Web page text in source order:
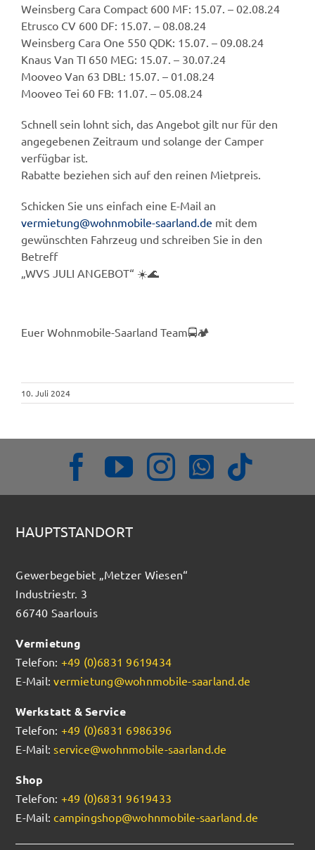
Weinsberg Cara Compact 600 MF: 15.07. – 02.08.24
Etrusco CV 600 DF: 15.07. – 08.08.24
Weinsberg Cara One 550 QDK: 15.07. – 09.08.24
Knaus Van TI 650 MEG: 15.07. – 30.07.24
Mooveo Van 63 DBL: 15.07. – 01.08.24
Mooveo Tei 60 FB: 11.07. – 05.08.24
Schnell sein lohnt sich, das Angebot gilt nur für den
angegebenen Zeitraum und solange der Camper
verfügbar ist.
Rabatte beziehen sich auf den reinen Mietpreis.
Schicken Sie uns einfach eine E-Mail an
vermietung@wohnmobile-saarland.de mit dem
gewünschten Fahrzeug und schreiben Sie in den
Betreff
„WVS JULI ANGEBOT“ ☀️🌊
Euer Wohnmobile-Saarland Team🚍🏕️
10. Juli 2024
HAUPTSTANDORT
Gewerbegebiet „Metzer Wiesen“
Industriestr. 3
66740 Saarlouis
Vermietung
Telefon: +49 (0)6831 9619434
E-Mail:vermietung@wohnmobile-saarland.de
Werkstatt & Service
Telefon: +49 (0)6831 6986396
E-Mail: service@wohnmobile-saarland.de
Shop
Telefon: +49 (0)6831 9619433
E-Mail:campingshop@wohnmobile-saarland.de